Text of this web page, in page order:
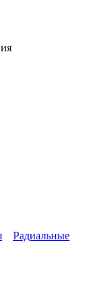
Радиальные